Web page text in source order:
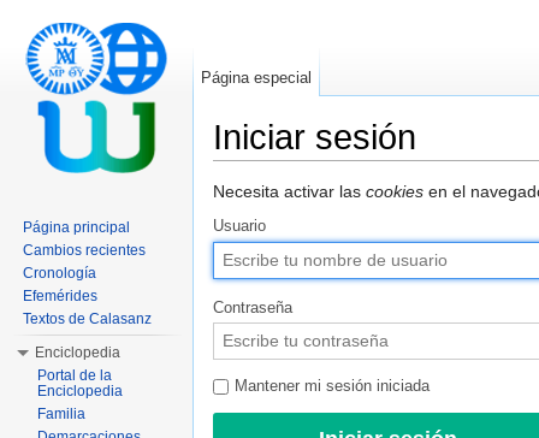
Iniciar sesión
Necesita activar las cookies en el
Usuario
Contraseña
Mantener mi sesión iniciada
Página especial
Página principal
Cambios recientes
Cronología
Efemérides
Textos de Calasanz
Enciclopedia
Portal de la
Enciclopedia
Familia